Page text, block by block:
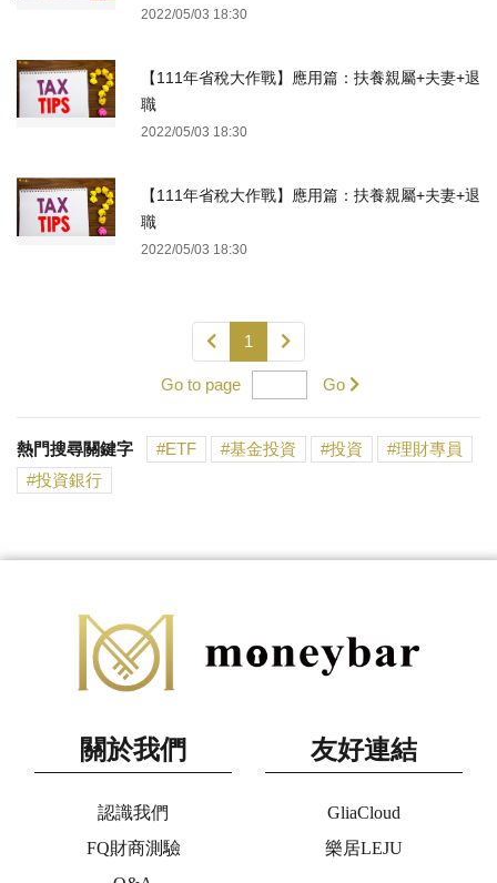
2022/05/03 18:30
【111年省稅大作戰】應用篇：扶養親屬+夫妻+退
職
2022/05/03 18:30
【111年省稅大作戰】應用篇：扶養親屬+夫妻+退
職
2022/05/03 18:30
1
Go to page Go
熱門搜尋關鍵字 ETF 基金投資 投資
理財專員
投資銀行
關於我們
認識我們
FQ財商測驗
友好連結
GliaCloud
樂居LEJU